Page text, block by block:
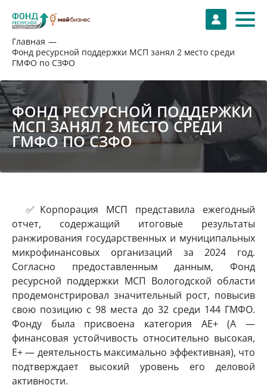
Главная
Фонд ресурсной поддержки МСП занял 2 место среди
ГМФО по СЗФО
ФОНД РЕСУРСНОЙ ПОДДЕРЖКИ
МСП ЗАНЯЛ 2 МЕСТО СРЕДИ
ГМФО ПО СЗФО
✅Корпорация МСП представила ежегодный
отчет, содержащий итоговые результаты
ранжирования государственных и муниципальных
микрофинансовых организаций за 2024 год.
Согласно предоставленным данным, Фонд
ресурсной поддержки МСП Вологодской области
продемонстрировал значительный рост, повысив
свою позицию с 98 места до 32 среди 144 ГМФО.
Фонду была присвоена категория АЕ+ (А —
финансовая устойчивость относительно высокая,
Е+ — деятельность максимально эффективная), что
подтверждает высокий уровень его деловой
активности.